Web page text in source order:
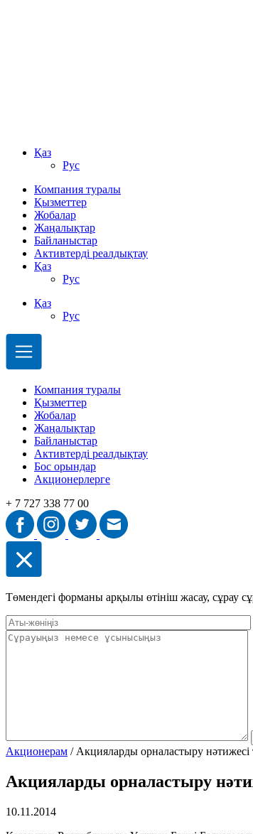
Қаз
Рус
Компания туралы
Қызметтер
Жобалар
Жаңалықтар
Байланыстар
Активтерді реалдықтау
Қаз
Рус
Қаз
Рус
Компания туралы
Қызметтер
Жобалар
Жаңалықтар
Байланыстар
Активтерді реалдықтау
Бос орындар
Акционерлерге
+ 7 727 338 77 00
Төмендегі форманы арқылы өтініш жасау, сұрау
Акционерам / Акцияларды орналастыру
Акцияларды орналастыру
10.11.2014